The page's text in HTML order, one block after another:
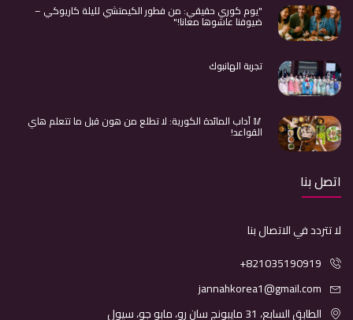
"يوم كوري حقيقي: من فطور الكيمتشي لليلة كاريوكي –
ضيوفنا عاشوها معانا!"
تجربة الهانبوك
🥢 آداب المائدة الكورية: لا تطلع من هون قبل ما تتعلم هاي
القواعد!
اتصل بنا
لا تتردد في الاتصال بنا
+821035190919
jannahkorea1@gmail.com
الطابق السابع، 31 مايبونج سان رو، مابو جو، سيول